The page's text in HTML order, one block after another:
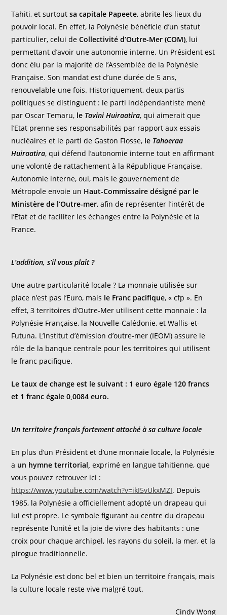
Tahiti, et surtoutsa capitale Papeete, abrite les lieux du
pouvoir local. En effet, la Polynésie bénéficie d’un statut
particulier, celui deCollectivité d’Outre-Mer (COM), lui
permettant d’avoir une autonomie interne. Un Président est
donc élu par la majorité de l’Assemblée de la Polynésie
Française. Son mandat est d’une durée de 5 ans,
renouvelable une fois. Historiquement, deux partis
politiques se distinguent : le parti indépendantiste mené
par Oscar Temaru, le Tavini Huiraatira, qui aimerait que
l’Etat prenne ses responsabilités par rapport aux essais
nucléaires et le parti de Gaston Flosse, le Tahoeraa
Huiraatira, qui défend l’autonomie interne tout en affirmant
une volonté de rattachement à la République Française.
Autonomie interne, oui, mais le gouvernement de
Métropole envoie un Haut-Commissaire désigné par le
Ministère de l’Outre-mer, afin de représenter l’intérêt de
l’Etat et de faciliter les échanges entre la Polynésie et la
France.
L’addition, s’il vous plaît ?
Une autre particularité locale ? La monnaie utilisée sur
place n’est pas l’Euro, mais le Franc pacifique, « cfp ». En
effet, 3 territoires d’Outre-Mer utilisent cette monnaie : la
Polynésie Française, la Nouvelle-Calédonie, et Wallis-et-
Futuna. L’Institut d’émission d’outre-mer (IEOM) assure le
rôle de la banque centrale pour les territoires qui utilisent
le franc pacifique.
Le taux de change est le suivant : 1 euro égale 120 francs
et 1 franc égale 0,0084 euro.
Un territoire français fortement attaché à sa culture locale
En plus d’un Président et d’une monnaie locale, la Polynésie
a un hymne territorial, exprimé en langue tahitienne, que
vous pouvez retrouver ici :
https://www.youtube.com/watch?v=ikI5vUkxMZI. Depuis
1985, la Polynésie a officiellement adopté un drapeau qui
lui est propre. Le symbole figurant au centre du drapeau
représente l’unité et la joie de vivre des habitants : une
croix pour chaque archipel, les rayons du soleil, la mer, et la
pirogue traditionnelle.
La Polynésie est donc bel et bien un territoire français, mais
la culture locale reste vive malgré tout.
Cindy Wong